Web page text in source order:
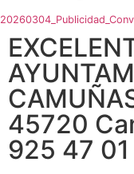
45720
925 47 01